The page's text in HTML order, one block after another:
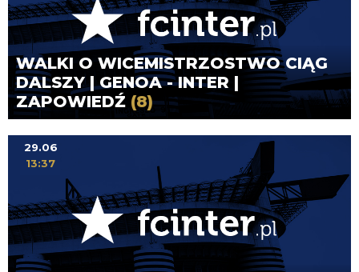
WALKI O WICEMISTRZOSTWO CIĄG
DALSZY | GENOA - INTER |
ZAPOWIEDŹ (8)
29.06
13:37